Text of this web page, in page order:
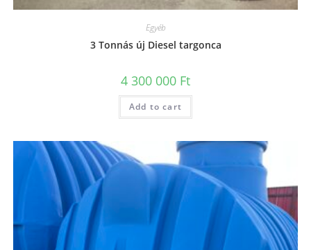
Egyéb
3 Tonnás új Diesel targonca
4 300 000 Ft
Add to cart